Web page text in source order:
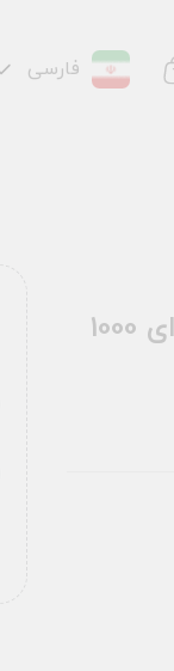
فارسی
فرش ماشینی مدرن طرح 900426 نسکافه ای 1000